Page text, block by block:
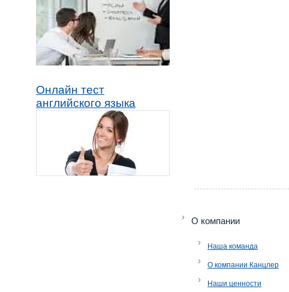
Онлайн тест
английского языка
O компании
Наша команда
О компании Канцлер
Наши ценности